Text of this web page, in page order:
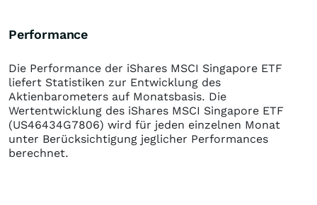
Performance
Die Performance der iShares MSCI Singapore ETF
liefert Statistiken zur Entwicklung des
Aktienbarometers auf Monatsbasis. Die
Wertentwicklung des iShares MSCI Singapore ETF
(US46434G7806) wird für jeden einzelnen Monat
unter Berücksichtigung jeglicher Performances
berechnet.